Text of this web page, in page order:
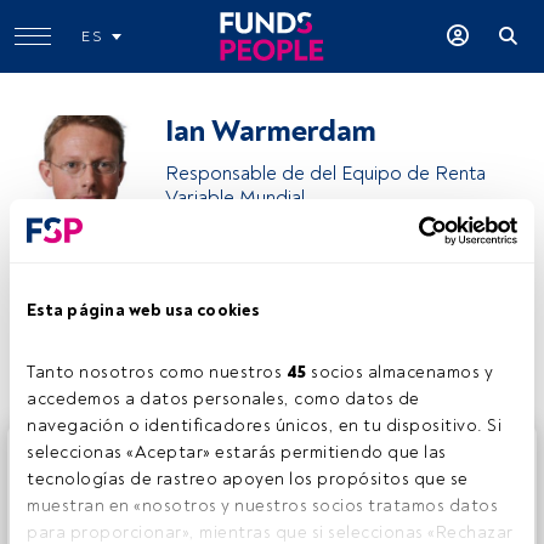
Esta página web usa cookies
Tanto nosotros como nuestros 45 socios almacenamos y
accedemos a datos personales, como datos de
navegación o identificadores únicos, en tu dispositivo. Si
seleccionas «Aceptar» estarás permitiendo que las
tecnologías de rastreo apoyen los propósitos que se
muestran en «nosotros y nuestros socios tratamos datos
para proporcionar», mientras que si seleccionas «Rechazar
ES
Ian Warmerdam
Responsable de del Equipo de Renta
Variable Mundial
Compartir:
Este es un artículo exclusivo para los usuarios registrados
de FundsPeople. Si ya estás registrado, accede desde el
botón Login. Si aún no tienes cuenta, te invitamos a
registrarte y disfrutar de todo el universo que ofrece